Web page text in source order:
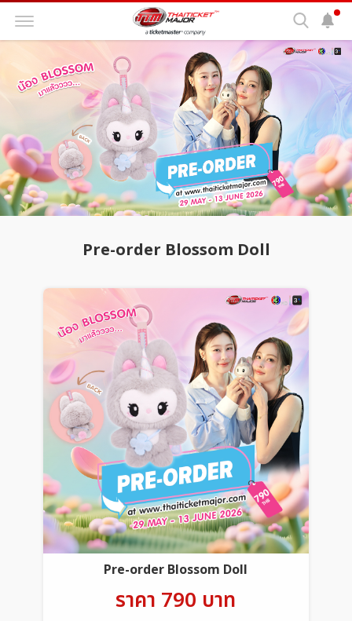
Pre-order Blossom Doll
Pre-order Blossom Doll
ราคา 790 บาท